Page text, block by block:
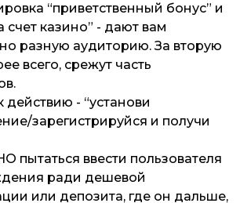
“приветственный бонус” и
счет казино” - дают вам
разную аудиторию. За вторую
всего, срежут часть
действию - “установи
зарегистрируйся и получи
пытаться ввести пользователя
ради дешевой
или депозита, где он дальше,